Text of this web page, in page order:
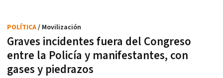
Graves incidentes fuera del Congreso
entre la Policía y manifestantes, con
gases y piedrazos
POLÍTICA/ Movilización